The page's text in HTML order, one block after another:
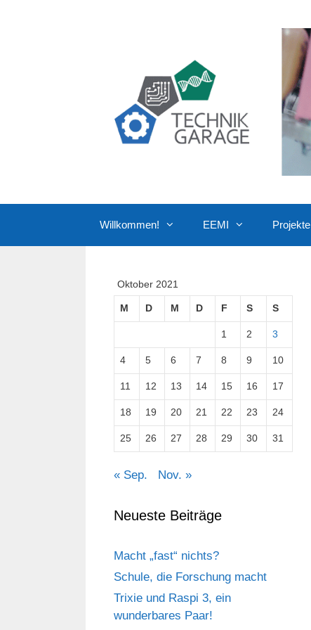
Willkommen! EEMI Projekte
Oktober 2021
M D M D F S S
1 2 3
4 5 6 7 8 9 10
11 12 13 14 15 16 17
18 19 20 21 22 23 24
25 26 27 28 29 30 31
« Sep. Nov. »
Neueste Beiträge
Macht „fast“ nichts?
Schule, die Forschung macht
Trixie und Raspi 3, ein
wunderbares Paar!